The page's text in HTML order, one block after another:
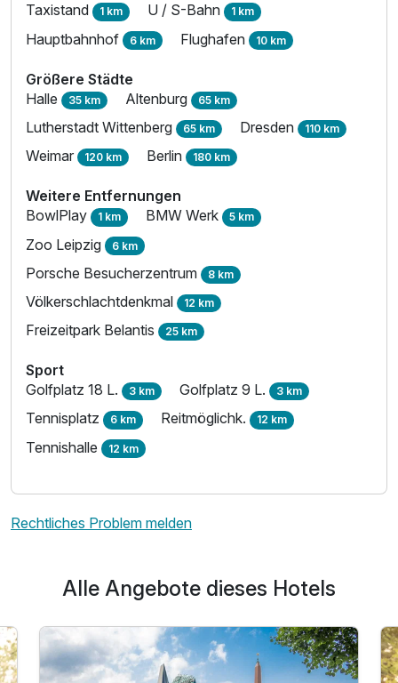
Taxistand 1 km U / S-Bahn 1 km
Hauptbahnhof 6 km Flughafen 10 km
Größere Städte
Halle 35 km Altenburg 65 km
Lutherstadt Wittenberg 65 km Dresden 110 km
Weimar 120 km Berlin 180 km
Weitere Entfernungen
BowlPlay 1 km BMW Werk 5 km
Zoo Leipzig 6 km
Porsche Besucherzentrum 8 km
Völkerschlachtdenkmal 12 km
Freizeitpark Belantis 25 km
Sport
Golfplatz 18 L. 3 km Golfplatz 9 L. 3 km
Tennisplatz 6 km Reitmöglichk. 12 km
Tennishalle 12 km
Rechtliches Problem melden
Alle Angebote dieses Hotels